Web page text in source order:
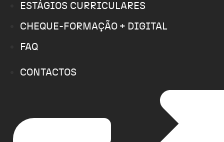
ESTÁGIOS CURRICULARES
CHEQUE-FORMAÇÃO + DIGITAL
FAQ
CONTACTOS